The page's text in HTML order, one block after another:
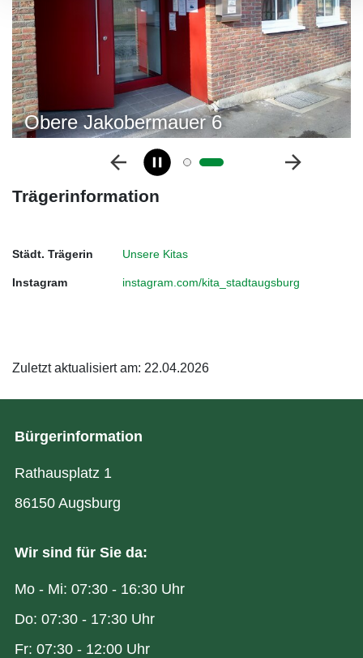
Obere Jakobermauer 6
Trägerinformation
Städt. Trägerin Unsere Kitas
Instagram instagram.com/kita_stadtaugsburg
Zuletzt aktualisiert am: 22.04.2026
Bürgerinformation
Rathausplatz 1
86150 Augsburg
Wir sind für Sie da:
Mo - Mi: 07:30 - 16:30 Uhr
Do: 07:30 - 17:30 Uhr
Fr: 07:30 - 12:00 Uhr